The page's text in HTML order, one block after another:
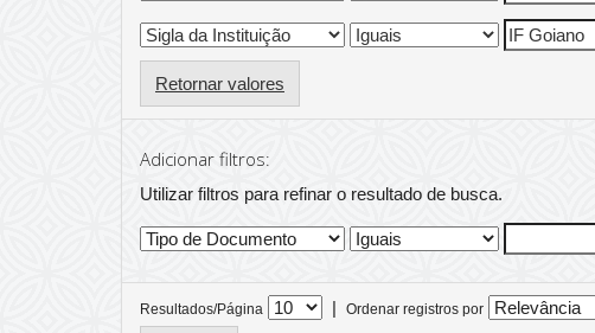
Retornar valores
Adicionar filtros:
Utilizar filtros para refinar o resultado de busca.
Resultados/Página | Ordenar registros por